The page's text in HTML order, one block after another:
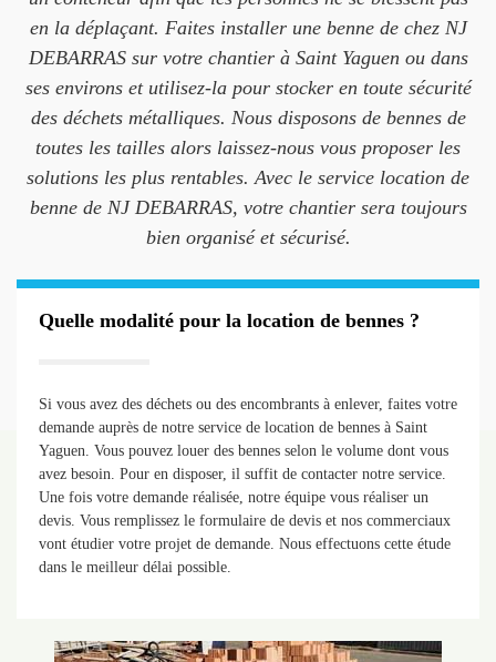
en la déplaçant. Faites installer une benne de chez NJ
DEBARRAS sur votre chantier à Saint Yaguen ou dans
ses environs et utilisez-la pour stocker en toute sécurité
des déchets métalliques. Nous disposons de bennes de
toutes les tailles alors laissez-nous vous proposer les
solutions les plus rentables. Avec le service location de
benne de NJ DEBARRAS, votre chantier sera toujours
bien organisé et sécurisé.
Quelle modalité pour la location de bennes ?
Si vous avez des déchets ou des encombrants à enlever, faites votre
demande auprès de notre service de location de bennes à Saint
Yaguen. Vous pouvez louer des bennes selon le volume dont vous
avez besoin. Pour en disposer, il suffit de contacter notre service.
Une fois votre demande réalisée, notre équipe vous réaliser un
devis. Vous remplissez le formulaire de devis et nos commerciaux
vont étudier votre projet de demande. Nous effectuons cette étude
dans le meilleur délai possible.